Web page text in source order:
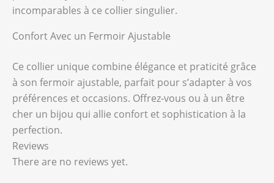
incomparables à ce collier singulier.
Confort Avec un Fermoir Ajustable
Ce collier unique combine élégance et praticité grâce
à son fermoir ajustable, parfait pour s’adapter à vos
préférences et occasions. Offrez-vous ou à un être
cher un bijou qui allie confort et sophistication à la
perfection.
Reviews
There are no reviews yet.